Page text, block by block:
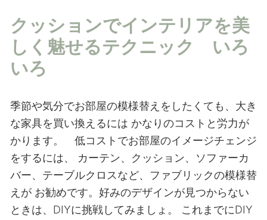
クッションでインテリアを美
しく魅せるテクニック いろ
いろ
季節や気分でお部屋の模様替えをしたくても、大き
な家具を買い換えるには かなりのコストと労力が
かります。 低コストでお部屋のイメージチェンジ
をするには、
カーテン、クッション、ソファーカ
バー、テーブルクロスなど、ファブリックの模様替
えがお勧めです。好みのデザインが見つからない
ときは、DIYに挑戦してみましょ。
これまでにDIY